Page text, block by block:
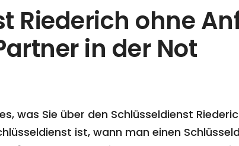
Riederich ohne
in der Not
was Sie über den Schlüsseldienst
ist, wann man einen